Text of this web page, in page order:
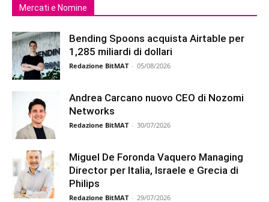
Mercati e Nomine
Bending Spoons acquista Airtable per
1,285 miliardi di dollari
Redazione BitMAT - 05/08/2026
Andrea Carcano nuovo CEO di Nozomi
Networks
Redazione BitMAT - 30/07/2026
Miguel De Foronda Vaquero Managing
Director per Italia, Israele e Grecia di
Philips
Redazione BitMAT - 29/07/2026